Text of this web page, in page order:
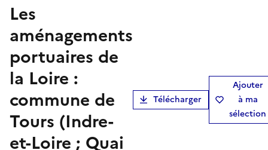
Les
aménagements
portuaires de
la Loire :
commune de
Tours (Indre-
et-Loire ; Quai
Télécharger
Ajouter
à ma
sélection